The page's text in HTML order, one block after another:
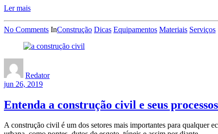
Ler mais
No Comments InConstrução Dicas Equipamentos Materiais Serviços
Redator
jun 26, 2019
Entenda a construção civil e seus processos
A construção civil é um dos setores mais importantes para qualquer